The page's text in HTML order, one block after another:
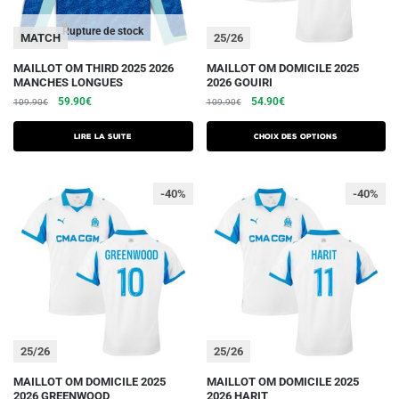
page
du
Rupture de stock
MATCH
MAILLOT OM THIRD 2025 2026
MANCHES LONGUES
109.90€
Le
initial
était :
59.90€Le
actuel
est :
Lire la suite
25/26
MAILLOT OM DOMICILE 2025
2026 GOUIRI
109.90€
Le
initial
était :
54.90€Le
actuel
est :
Choix des options
Ce
produit
a
plusieurs
variations.
options
peuvent
être
du
25/26
-40%
MAILLOT OM DOMICILE 2025
2026 GREENWOOD
Ce
25/26
-40%
MAILLOT OM DOMICILE 2025
2026 HARIT
Ce